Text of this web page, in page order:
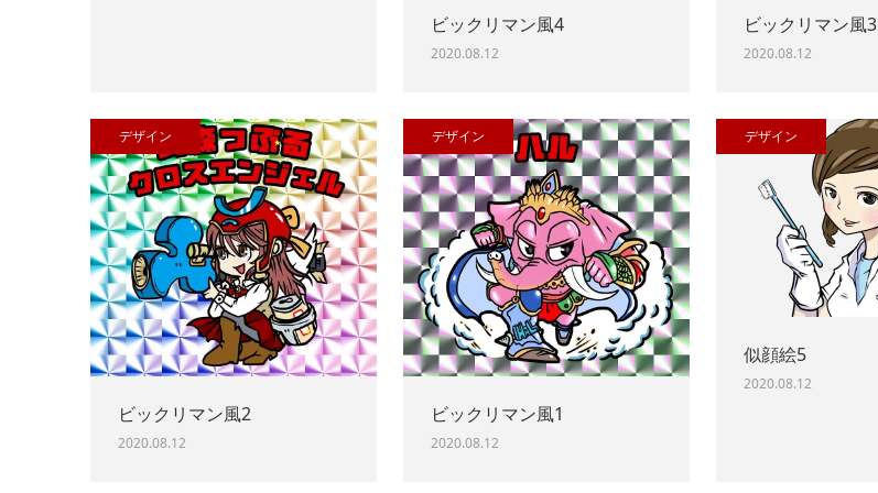
ビックリマン風4
2020.08.12
ビックリマン風3
2020.08.12
デザイン
ビックリマン風2
2020.08.12
デザイン
ビックリマン風1
2020.08.12
デザイン
似顔絵5
2020.08.12